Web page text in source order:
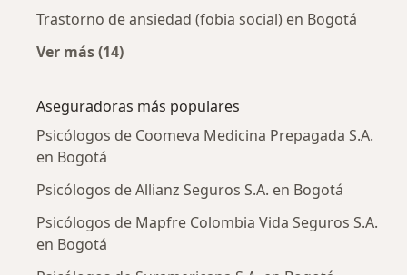
Trastorno de ansiedad (fobia social) en Bogotá
Ver más (14)
Aseguradoras más populares
Psicólogos de Coomeva Medicina Prepagada S.A.
en Bogotá
Psicólogos de Allianz Seguros S.A. en Bogotá
Psicólogos de Mapfre Colombia Vida Seguros S.A.
en Bogotá